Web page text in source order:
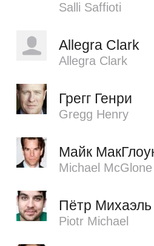
Salli Saffioti
Allegra Clark
Allegra Clark
Грегг Генри
Gregg Henry
Майк
Michael McGlone
Пётр Михаэль
Piotr Michael